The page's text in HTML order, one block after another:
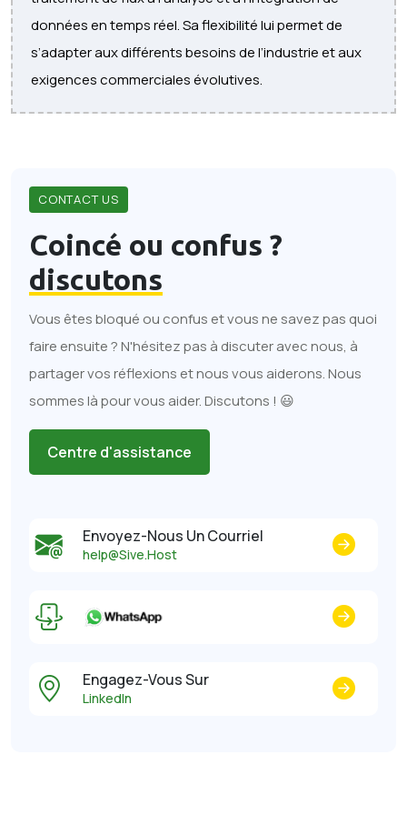
données en temps réel. Sa flexibilité lui permet de
s’adapter aux différents besoins de l’industrie et aux
exigences commerciales évolutives.
CONTACT US
Coincé ou confus ?
discutons
Vous êtes bloqué ou confus et vous ne savez pas quoi
faire ensuite ? N'hésitez pas à discuter avec nous, à
partager vos réflexions et nous vous aiderons. Nous
sommes là pour vous aider. Discutons ! 😃
Centre d'assistance
Envoyez-Nous Un Courriel
help@Sive.Host
Engagez-Vous Sur
LinkedIn